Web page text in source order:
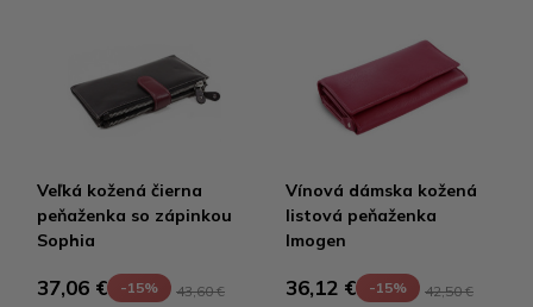
Veľká kožená čierna
peňaženka so zápinkou
Sophia
37,06 € -15% 43,60 €
Vínová dámska kožená
listová peňaženka
Imogen
36,12 € -15% 42,50 €